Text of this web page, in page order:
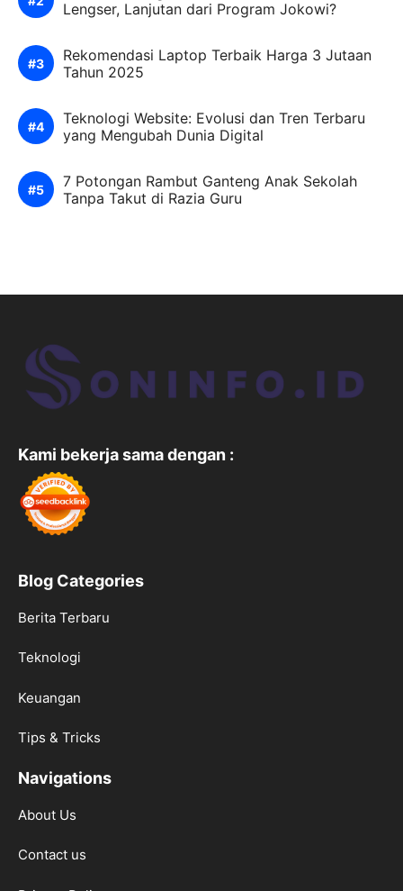
Lengser, Lanjutan dari Program Jokowi?
Rekomendasi Laptop Terbaik Harga 3 Jutaan
Tahun 2025
Teknologi Website: Evolusi dan Tren Terbaru
yang Mengubah Dunia Digital
7 Potongan Rambut Ganteng Anak Sekolah
Tanpa Takut di Razia Guru
Kami bekerja sama dengan :
Blog Categories
Berita Terbaru
Teknologi
Keuangan
Tips & Tricks
Navigations
About Us
Contact us